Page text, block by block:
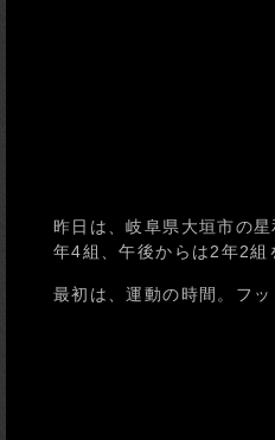
昨日は、岐阜県大垣市の
年4組、午後からは2年2組
最初は、運動の時間。フ